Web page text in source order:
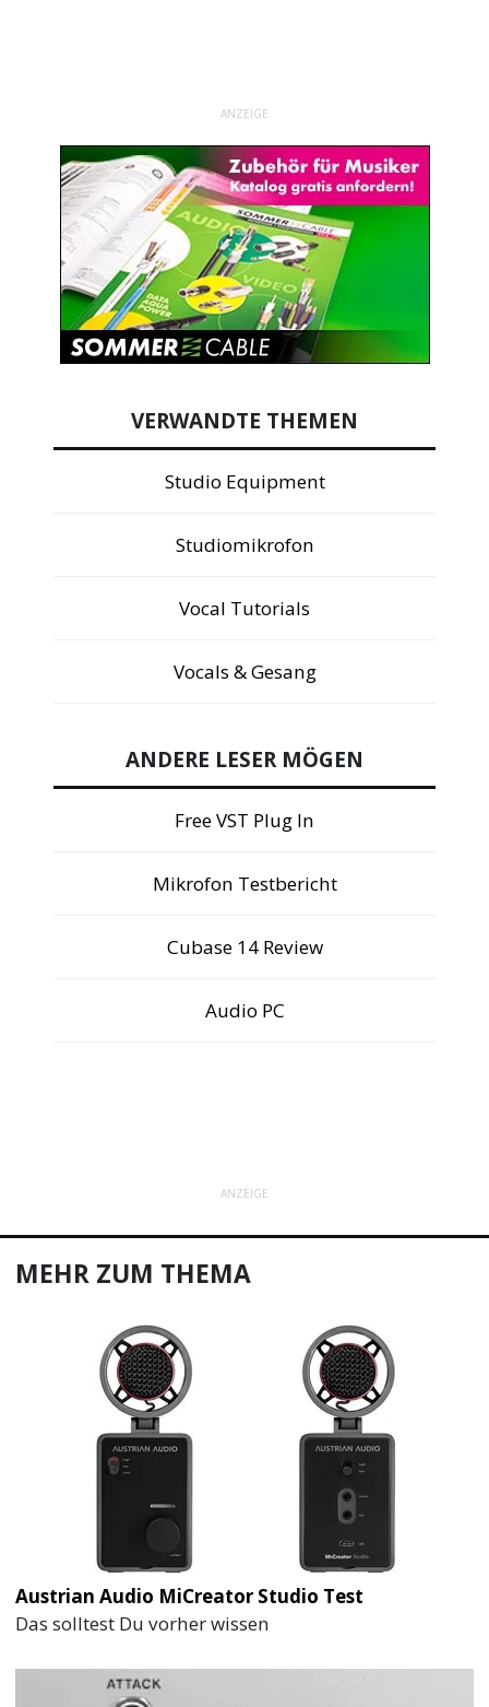
ANZEIGE
VERWANDTE THEMEN
Studio Equipment
Studiomikrofon
Vocal Tutorials
Vocals & Gesang
ANDERE LESER MÖGEN
Free VST Plug In
Mikrofon Testbericht
Cubase 14 Review
Audio PC
ANZEIGE
MEHR ZUM THEMA
Austrian Audio MiCreator Studio Test
Das solltest Du vorher wissen